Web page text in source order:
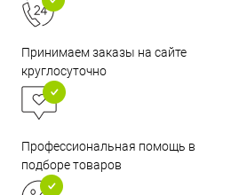
Принимаем заказы на сайте
круглосуточно
Профессиональная помощь в
подборе товаров